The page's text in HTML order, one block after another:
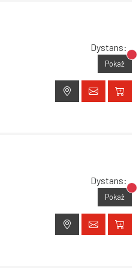
Dystans:
Pokaż
Dystans:
Pokaż